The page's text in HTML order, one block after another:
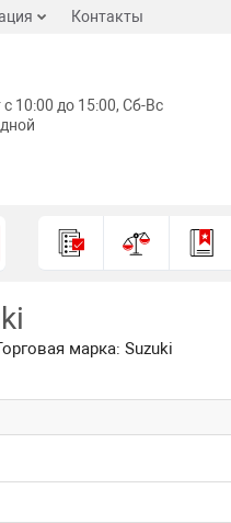
Контакты
с 10:00 до 15:00, Сб-Вс
марка: Suzuki